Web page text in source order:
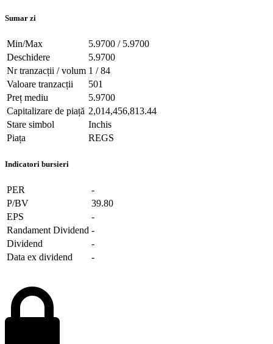
Sumar zi
Min/Max
5.9700 / 5.9700
Deschidere
5.9700
Nr tranzacții / volum 1 / 84
Valoare tranzacții
501
Preț mediu
5.9700
Capitalizare de piață 2,014,456,813.44
Stare simbol
Inchis
Piața
REGS
Indicatori bursieri
PER
-
P/BV
39.80
EPS
-
Randament Dividend -
Dividend
-
Data ex dividend
-